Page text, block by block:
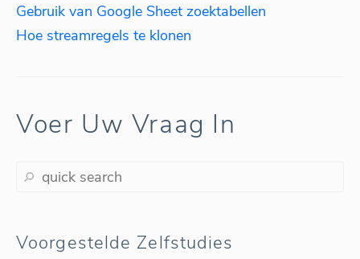
Gebruik van Google Sheet zoektabellen
Hoe streamregels te klonen
Voer Uw Vraag In
Voorgestelde Zelfstudies